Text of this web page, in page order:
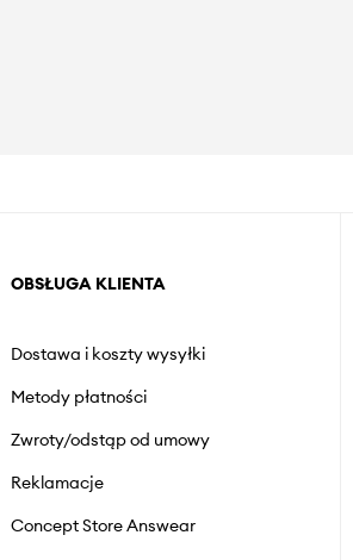
OBSŁUGA KLIENTA
Dostawa i koszty wysyłki
Metody płatności
Zwroty/odstąp od umowy
Reklamacje
Concept Store Answear